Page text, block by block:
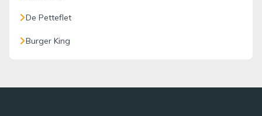
De Petteflet
Burger King